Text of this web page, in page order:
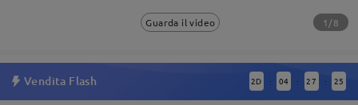
Guarda il video 1/8
Vendita Flash 2D : 04 : 27 : 25